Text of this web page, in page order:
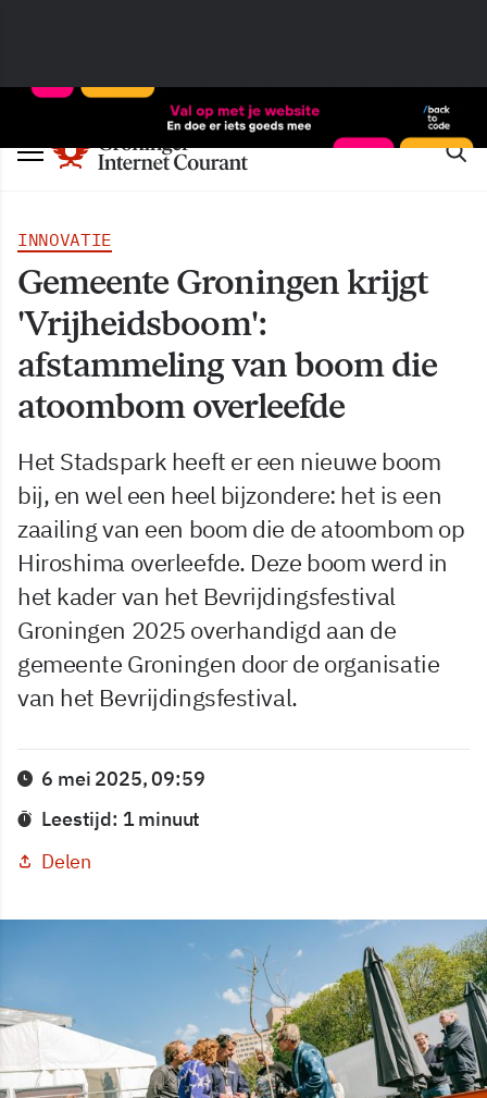
INNOVATIE
Gemeente Groningen krijgt
'Vrijheidsboom':
afstammeling van boom die
atoombom overleefde
Het Stadspark heeft er een nieuwe boom
bij, en wel een heel bijzondere: het is een
zaailing van een boom die de atoombom op
Hiroshima overleefde. Deze boom werd in
het kader van het Bevrijdingsfestival
Groningen 2025 overhandigd aan de
gemeente Groningen door de organisatie
van het Bevrijdingsfestival.
6 mei 2025, 09:59
Leestijd: 1 minuut
Delen